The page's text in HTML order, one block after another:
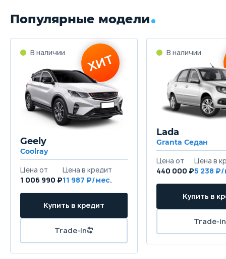
Популярные модели
Geely
Coolray
1 006 990 ₽11 987
Lada
Granta Седан
440 000 ₽5 238